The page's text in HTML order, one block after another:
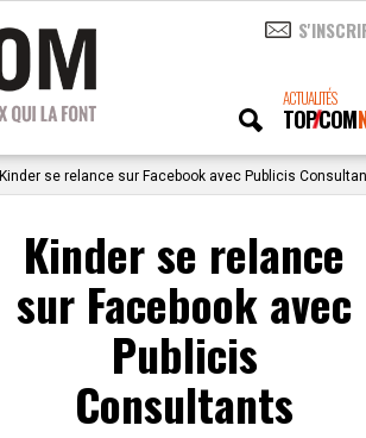
ACTUALITÉS
TOPCOM
Kinder se relance sur Facebook avec Publicis
Kinder se relance
sur Facebook avec
Publicis
Consultants